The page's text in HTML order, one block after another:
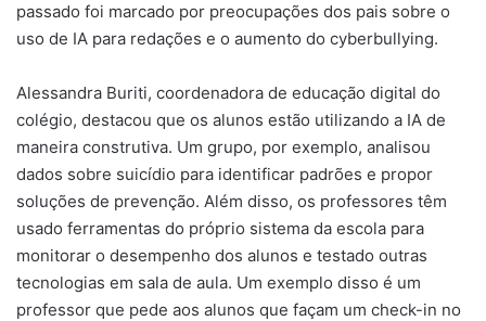
passado foi marcado por preocupações dos pais sobre o
uso de IA para redações e o aumento do cyberbullying.
Alessandra Buriti, coordenadora de educação digital do
colégio, destacou que os alunos estão utilizando a IA de
maneira construtiva. Um grupo, por exemplo, analisou
dados sobre suicídio para identificar padrões e propor
soluções de prevenção. Além disso, os professores têm
usado ferramentas do próprio sistema da escola para
monitorar o desempenho dos alunos e testado outras
tecnologias em sala de aula. Um exemplo disso é um
professor que pede aos alunos que façam um check-in no